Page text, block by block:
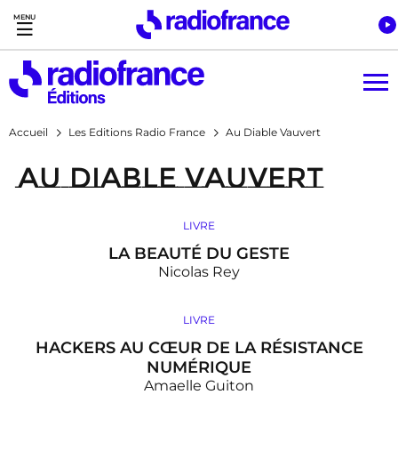
Accès direct :
Menu principal
Contenu
Accueil Les Editions Radio France Au Diable Vauvert
Au Diable Vauvert
LIVRE
LA BEAUTÉ DU GESTE
Nicolas Rey
LIVRE
HACKERS AU CŒUR DE LA RÉSISTANCE
NUMÉRIQUE
Amaelle Guiton